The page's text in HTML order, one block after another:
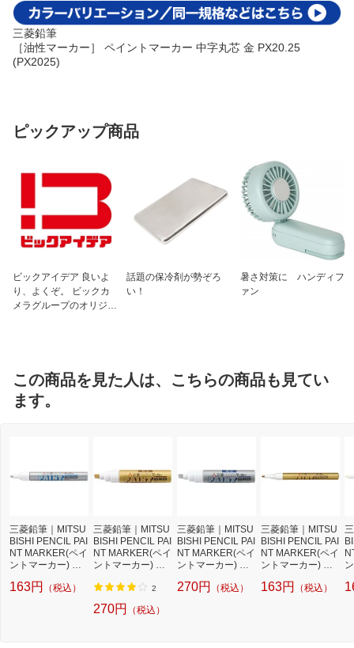
三菱鉛筆
［油性マーカー］ ペイントマーカー 中字丸芯 金 PX20.25
(PX2025)
ピックアップ商品
ビックアイデア 良いよ
り、よくぞ。 ビックカ
メラグループのオリジナ
話題の保冷剤が勢ぞろ
い！
暑さ対策に ハンディフ
ァン
この商品を見た人は、こちらの商品も見てい
ます。
三菱鉛筆｜MITSU
BISHI PENCIL PAI
NT MARKER(ペイ
ントマーカー) 油
芯 銀 PX20.26[PX
163円 （税込）
三菱鉛筆｜MITSU
BISHI PENCIL PAI
NT MARKER(ペイ
ントマーカー) 油
芯 金 PX30.25[PX
3025]
2
270円 （税込）
三菱鉛筆｜MITSU
BISHI PENCIL PAI
NT MARKER(ペイ
ントマーカー) 油
芯 銀 PX30.26[PX
270円 （税込）
三菱鉛筆｜MITSU
BISHI PENCIL PAI
NT MARKER(ペイ
ントマーカー) 油
芯 金 PX21.25[PX
163円 （税込）